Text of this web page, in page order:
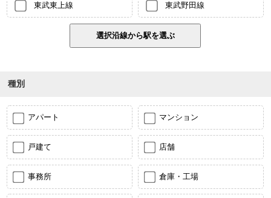
東武東上線 東武野田線
種別
アパート マンション
戸建て 店舗
事務所 倉庫・工場